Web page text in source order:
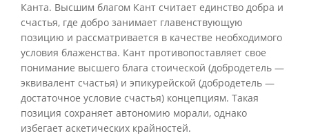
Канта. Высшим благом Кант считает единство добра и
счастья, где добро занимает главенствующую
позицию и рассматривается в качестве необходимого
условия блаженства. Кант противопоставляет свое
понимание высшего блага стоической (добродетель —
эквивалент счастья) и эпикурейской (добродетель —
достаточное условие счастья) концепциям. Такая
позиция сохраняет автономию морали, однако
избегает аскетических крайностей.